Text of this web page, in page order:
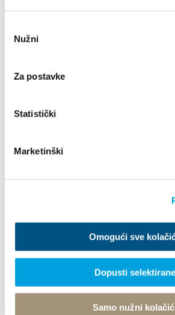
pristanka
Nužni
Za postavke
Statistički
Marketinški
Omogući sve
Dopusti selektirane
Samo nužni
Villa Nika, Kamberovo šetalište 30
21216 Kaštel Stari, Hrvatska